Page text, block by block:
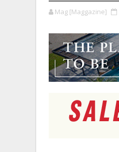
Mag [Maggazine]